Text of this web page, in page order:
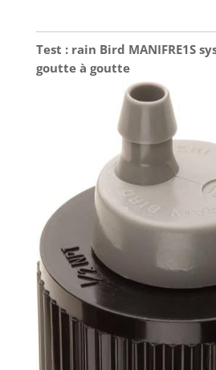
Test : rain Bird MANIFRE1S
goutte à goutte